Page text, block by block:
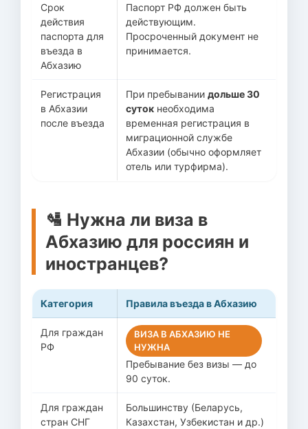
Срок
действия
паспорта для
въезда в
Абхазию
Паспорт РФ должен быть
действующим.
Просроченный документ не
принимается.
Регистрация
в Абхазии
после въезда
При пребывании дольше 30
суток необходима
временная регистрация в
миграционной службе
Абхазии (обычно оформляет
отель или турфирма).
🛂 Нужна ли виза в
Абхазию для россиян и
иностранцев?
Категория Правила въезда в Абхазию
Для граждан
РФ
ВИЗА В АБХАЗИЮ НЕ
НУЖНА
Пребывание без визы — до
90 суток.
Для граждан
стран СНГ
Большинству (Беларусь,
Казахстан, Узбекистан и др.)